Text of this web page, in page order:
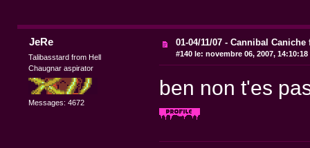
JeRe
Talibasstard from Hell
Chaugnar aspirator
Messages: 4672
01-04/11/07 - Cannibal
#140 le: novembre 06, 2007, 14:10:18
ben non t'es